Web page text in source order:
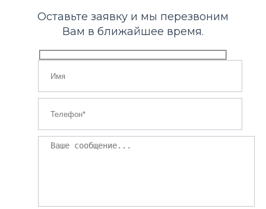
Оставьте заявку и мы перезвоним
Вам в ближайшее время.